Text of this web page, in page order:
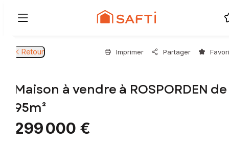
Retour Imprimer Partager
Maison à vendre à ROSPORDEN de
95m²
299 000 €